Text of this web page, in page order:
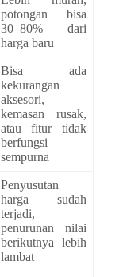
potongan bisa
30–80% dari
harga baru
Bisa ada
kekurangan
aksesori,
kemasan rusak,
atau fitur tidak
berfungsi
sempurna
Penyusutan
harga sudah
terjadi,
penurunan nilai
berikutnya lebih
lambat